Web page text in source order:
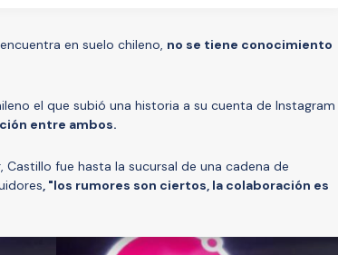
en suelo chileno, no se tiene conocimiento
el que subió una historia a su cuenta de Instagram
entre ambos.
fue hasta la sucursal de una cadena de
, "los rumores son ciertos, la colaboración es